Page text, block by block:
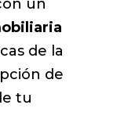
un
de la
de
tu